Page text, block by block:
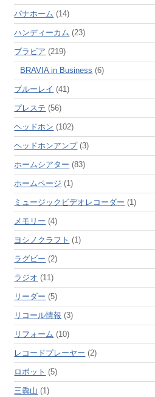
パナホーム (14)
ハンディーカム (23)
ブラビア (219)
BRAVIA in Business (6)
ブルーレイ (41)
プレステ (56)
ヘッドホン (102)
ヘッドホンアンプ(3)
ホームシアター (83)
ホームページ (1)
ミュージックビデオレコーダー (1)
メモリー (4)
ヨシノクラフト (1)
ラグビー (2)
ラジオ (11)
リーダー (5)
リコール情報 (3)
リフォーム (10)
レコードプレーヤー (2)
ロボット (5)
三毳山 (1)